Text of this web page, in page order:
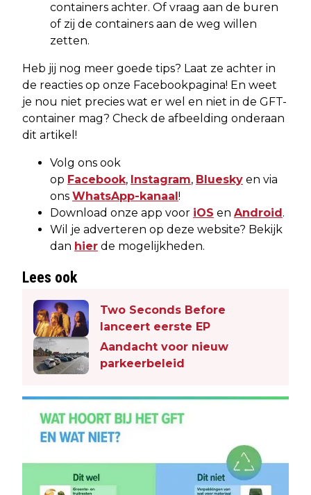
containers achter. Of vraag aan de buren
of zij de containers aan de weg willen
zetten.
Heb jij nog meer goede tips? Laat ze achter in
de reacties op onze Facebookpagina! En weet
je nou niet precies wat er wel en niet in de GFT-
container mag? Check de afbeelding onderaan
dit artikel!
Volg ons ook
op Facebook, Instagram, Bluesky en via
ons WhatsApp-kanaal !
Download onze app voor iOS en Android .
Wil je adverteren op deze website? Bekijk
dan hier de mogelijkheden.
Lees ook
Two Seconds Before
lanceert eerste EP
Aandacht voor nieuw
parkeerbeleid